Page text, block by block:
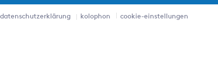
datenschutzerklärung kolophon cookie-einstellungen